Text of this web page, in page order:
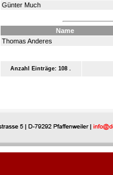
Günter Much
Name
Thomas Anderes
Anzahl Einträge: 108 .